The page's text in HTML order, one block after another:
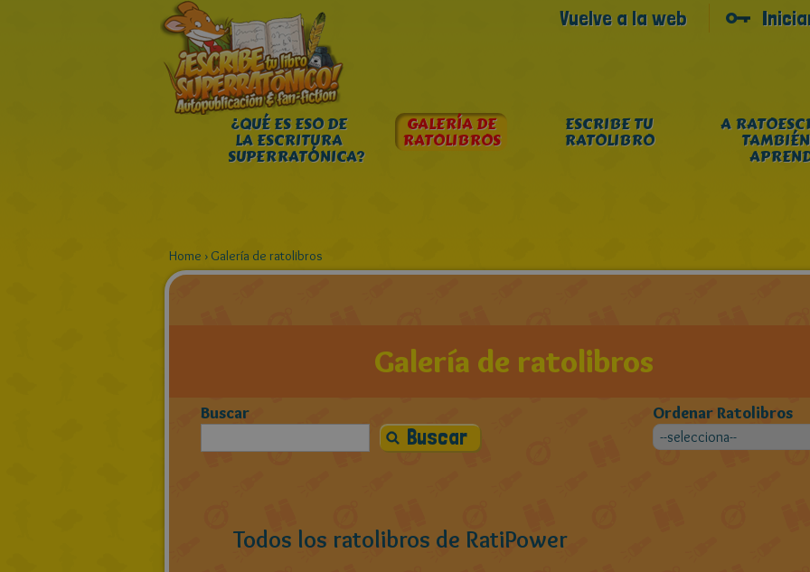
Vuelve a la web
¿QUÉ ES ESO DE
LA ESCRITURA
SUPERRATÓNICA?
GALERÍA DE
RATOLIBROS
ESCRIBE TU
RATOLIBRO
A
Home › Galería de ratolibros
Galería de ratolibros
Buscar Ordenar Ratolibros
Todos los ratolibros de RatiPower